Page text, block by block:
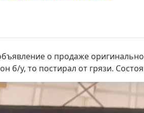
о продаже
б/у, то постирал от грязи.